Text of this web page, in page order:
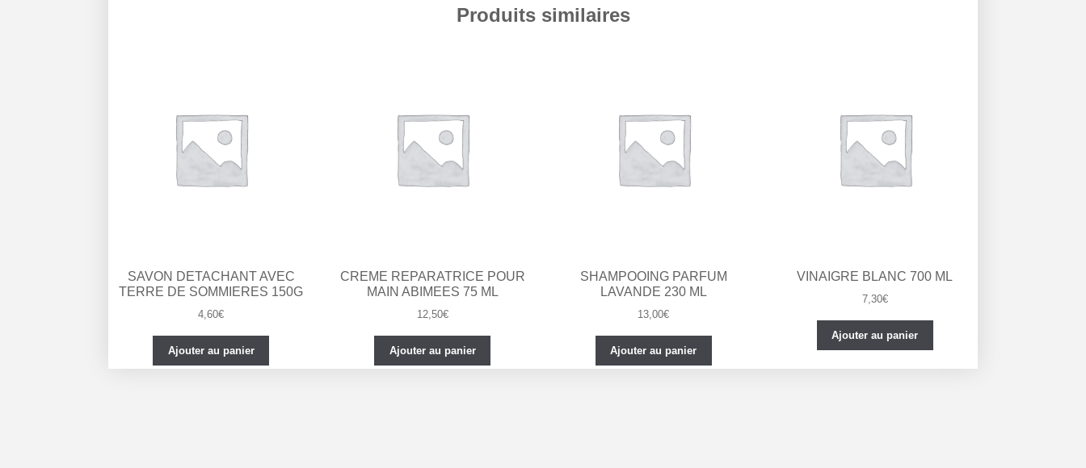
Produits similaires
SAVON DETACHANT AVEC
TERRE DE SOMMIERES 150G
4,60€
Ajouter au panier
CREME REPARATRICE POUR
MAIN ABIMEES 75 ML
12,50€
Ajouter au panier
SHAMPOOING PARFUM
LAVANDE 230 ML
13,00€
Ajouter au panier
VINAIGRE BLANC 700 ML
7,30€
Ajouter au panier